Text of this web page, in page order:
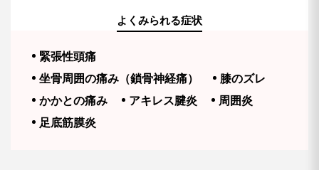
よくみられる症状
緊張性頭痛
坐骨周囲の痛み（鎖骨神経痛）
膝のズレ
かかとの痛み
アキレス腱炎
周囲炎
足底筋膜炎